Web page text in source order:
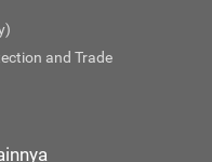
and Trade